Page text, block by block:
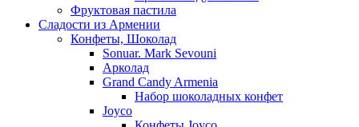
Фруктовая пастила
Сладости из Армении
Конфеты, Шоколад
Sonuar. Mark Sevouni
Арколад
Grand Candy Armenia
Набор шоколадных конфет
Joyco